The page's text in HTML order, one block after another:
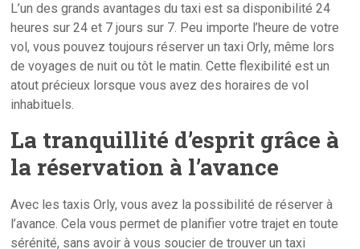
L’un des grands avantages du taxi est sa disponibilité 24
heures sur 24 et 7 jours sur 7. Peu importe l’heure de votre
vol, vous pouvez toujours réserver un taxi Orly, même lors
de voyages de nuit ou tôt le matin. Cette flexibilité est un
atout précieux lorsque vous avez des horaires de vol
inhabituels.
La tranquillité d’esprit grâce à
la réservation à l’avance
Avec les taxis Orly, vous avez la possibilité de réserver à
l’avance. Cela vous permet de planifier votre trajet en toute
sérénité, sans avoir à vous soucier de trouver un taxi